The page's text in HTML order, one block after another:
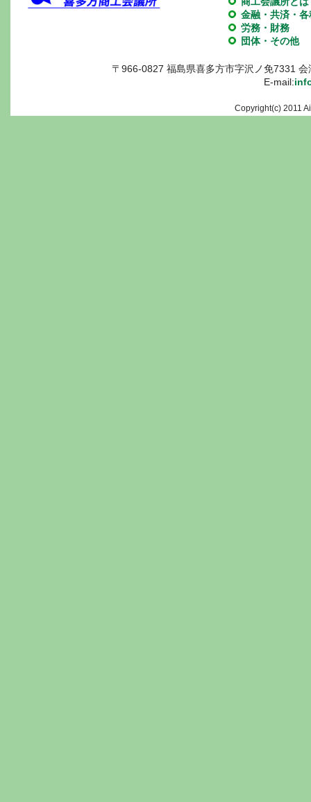
金融・共済・
労務・財務
団体・その他
〒966-0827 福島県喜多方市字沢ノ免7331
E-mail:
Copyright(c) 2011